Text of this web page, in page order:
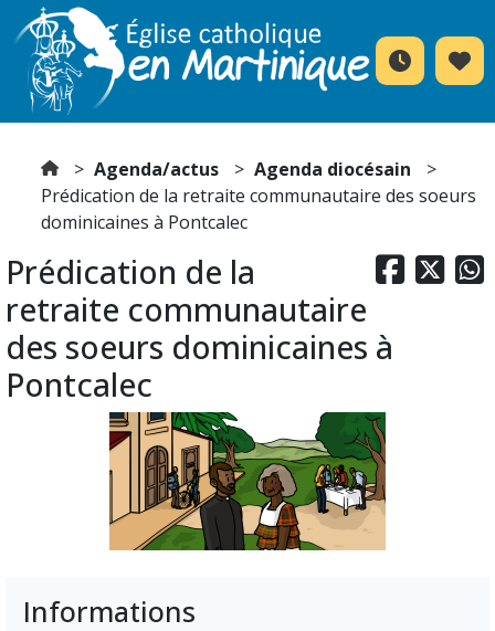
Agenda/actus
Agenda diocésain
Prédication de la retraite communautaire des soeurs
dominicaines à Pontcalec
  
Prédication de la
retraite communautaire
des soeurs dominicaines à
Pontcalec
Informations